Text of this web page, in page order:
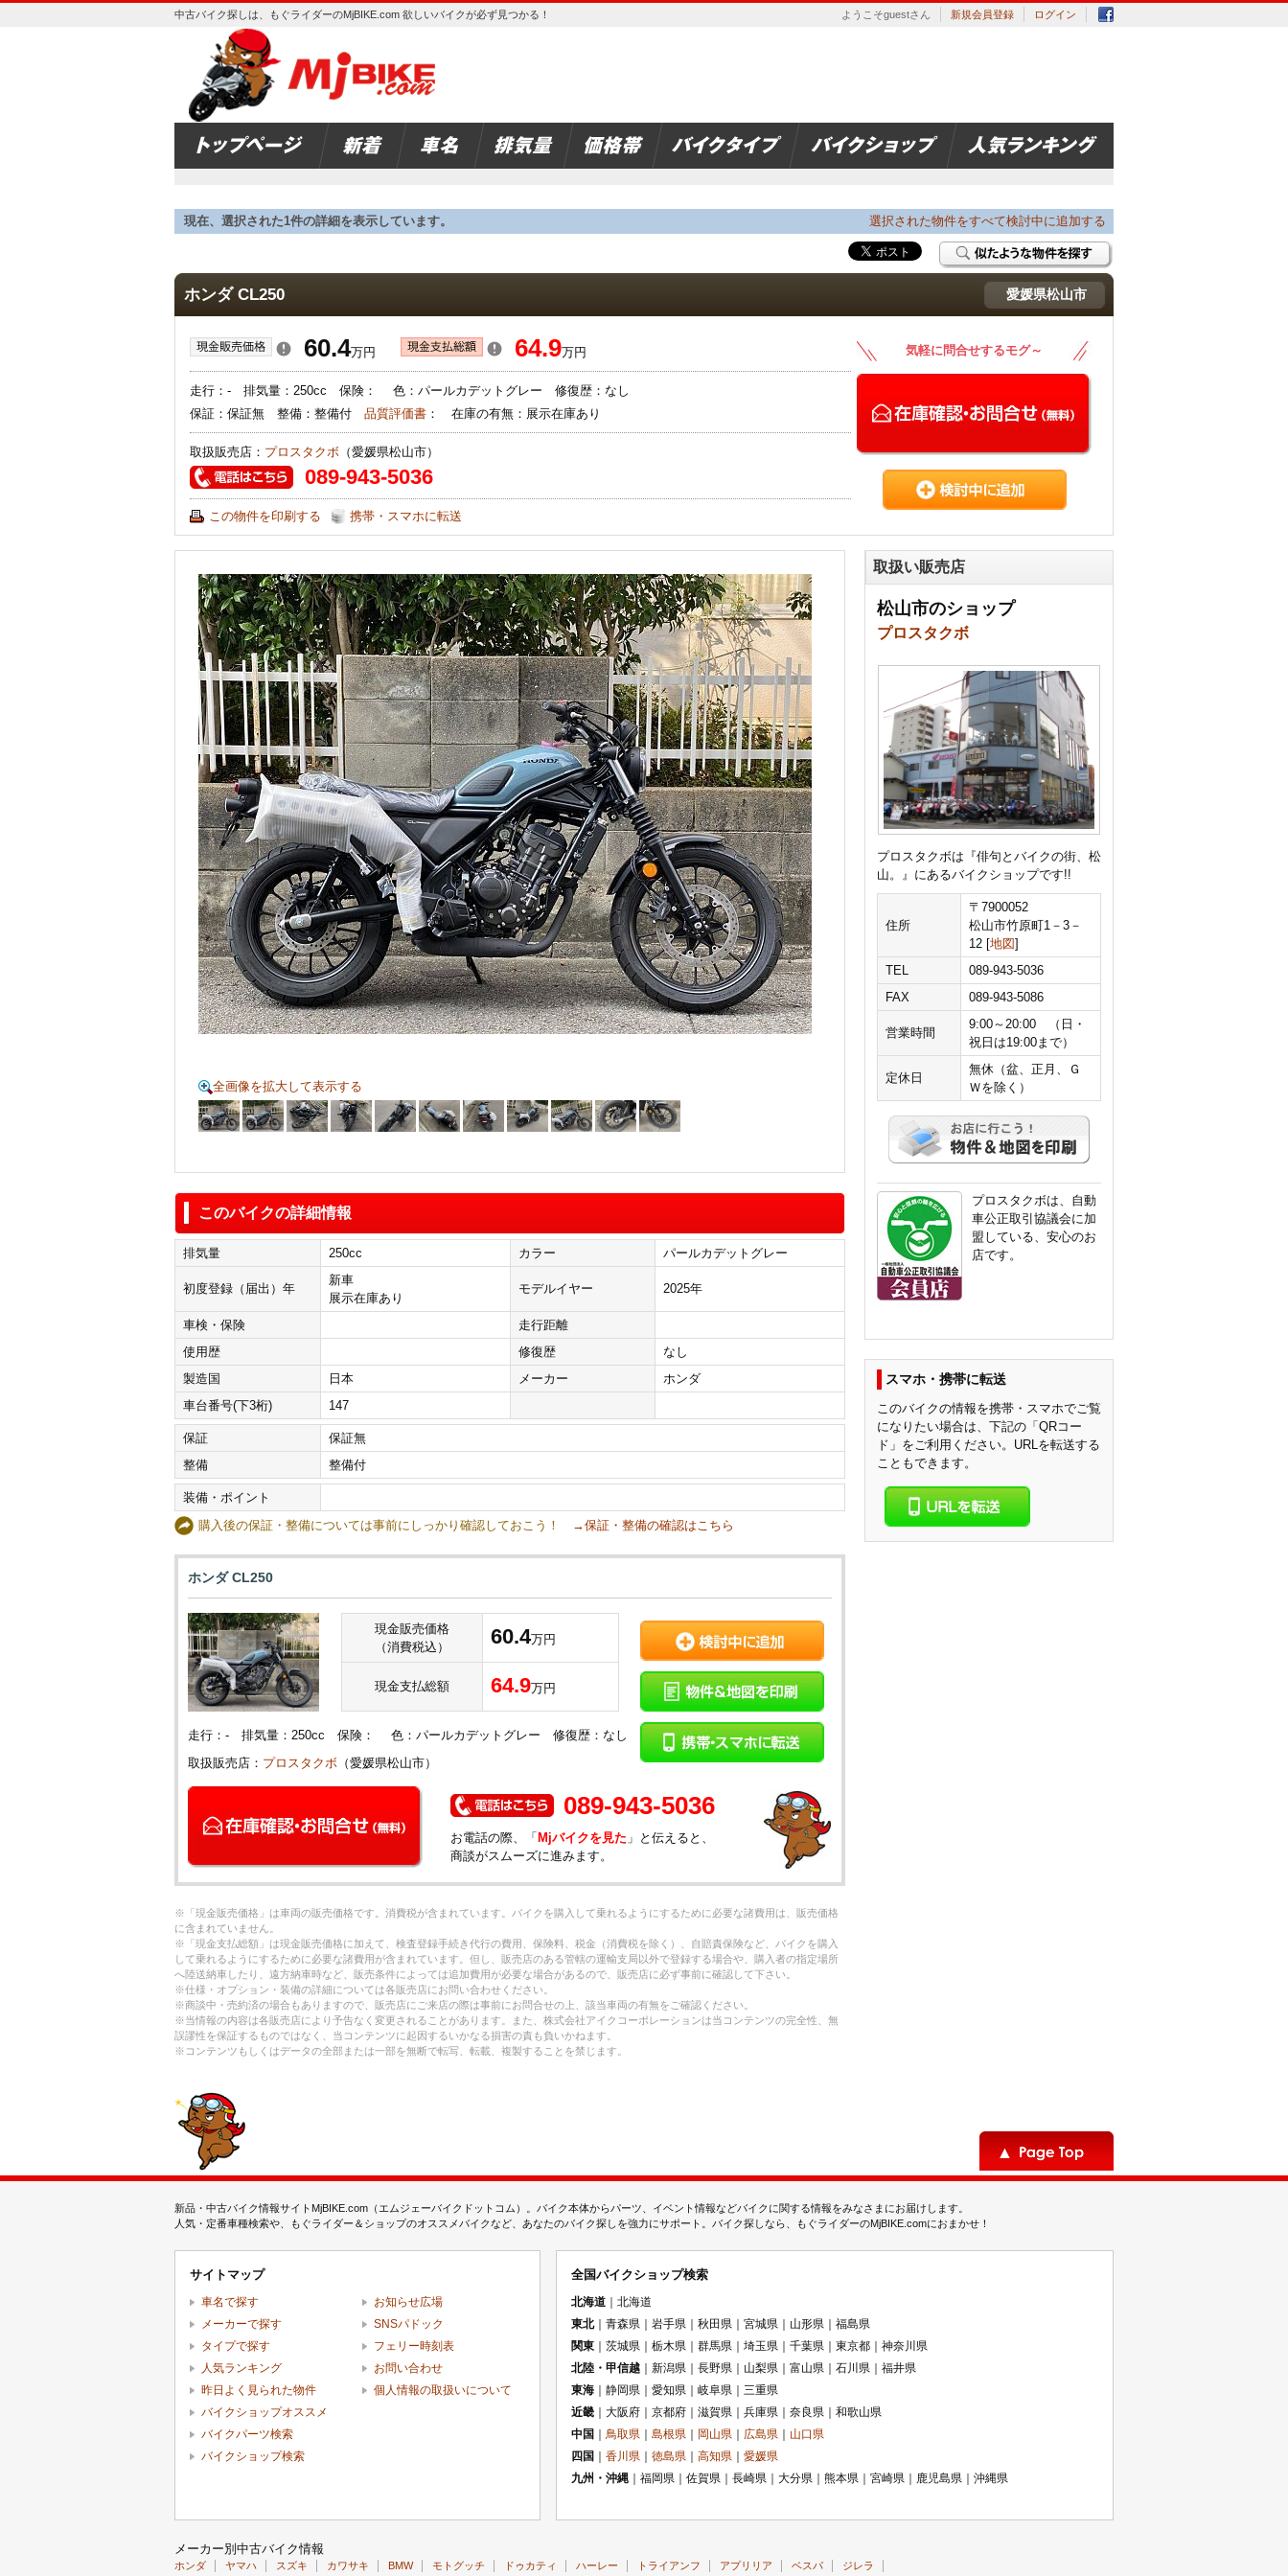
中古バイク探しは、もぐライダーのMjBIKE.com 欲しいバイクが必ず見つかる！ ようこそguestさん 新規会員登録 ログイン
現在、選択された1件の詳細を表示しています。 選択された物件をすべて検討中に追加する
ホンダ CL250 愛媛県松山市
60.4万円 64.9万円 気軽に問合せするモグ～
走行：- 排気量：250cc 保険： 色：パールカデットグレー 修復歴：なし
保証：保証無 整備：整備付 品質評価書： 在庫の有無：展示在庫あり
取扱販売店： プロスタクボ（愛媛県松山市）
089-943-5036
この物件を印刷する 携帯・スマホに転送
全画像を拡大して表示する
このバイクの詳細情報
排気量 250cc カラー パールカデットグレー
初度登録（届出）年
新車
展示在庫あり
モデルイヤー 2025年
車検・保険
走行距離
使用歴
修復歴
なし
製造国
日本 メーカー
ホンダ
車台番号(下3桁)
147
保証
保証無
整備
整備付
装備・ポイント
購入後の保証・整備については事前にしっかり確認しておこう！
→保証・整備の確認はこちら
ホンダ CL250
現金販売価格
（消費税込）
60.4万円
現金支払総額 64.9万円
走行：- 排気量：250cc 保険： 色：パールカデットグレー 修復歴：なし
取扱販売店： プロスタクボ（愛媛県松山市）
089-943-5036
お電話の際、「 Mjバイクを見た 」と伝えると、
商談がスムーズに進みます。
※「現金販売価格」は車両の販売価格です。消費税が含まれています。バイクを購入して乗れるようにするために必要な諸費用は、販売価格
に含まれていません。
※「現金支払総額」は現金販売価格に加えて、検査登録手続き代行の費用、保険料、税金（消費税を除く）、自賠責保険など、バイクを購入
して乗れるようにするために必要な諸費用が含まれています。但し、販売店のある管轄の運輸支局以外で登録する場合や、購入者の指定場所
へ陸送納車したり、遠方納車時など、販売条件によっては追加費用が必要な場合があるので、販売店に必ず事前に確認して下さい。
※仕様・オプション・装備の詳細については各販売店にお問い合わせください。
※商談中・売約済の場合もありますので、販売店にご来店の際は事前にお問合せの上、該当車両の有無をご確認ください。
※当情報の内容は各販売店により予告なく変更されることがあります。また、株式会社アイクコーポレーションは当コンテンツの完全性、無
誤謬性を保証するものではなく、当コンテンツに起因するいかなる損害の責も負いかねます。
※コンテンツもしくはデータの全部または一部を無断で転写、転載、複製することを禁じます。
取扱い販売店
松山市のショップ
プロスタクボ
プロスタクボは『俳句とバイクの街、松
山。』にあるバイクショップです!!
住所
〒7900052
松山市竹原町1－3－
12 [地図]
TEL
089-943-5036
FAX
089-943-5086
営業時間
9:00～20:00 （日・
祝日は19:00まで）
定休日
無休（盆、正月、Ｇ
Ｗを除く）
プロスタクボは、自動
車公正取引協議会に加
盟している、安心のお
店です。
スマホ・携帯に転送
このバイクの情報を携帯・スマホでご覧
になりたい場合は、下記の「QRコー
ド」をご利用ください。URLを転送する
こともできます。
新品・中古バイク情報サイトMjBIKE.com（エムジェーバイクドットコム）。バイク本体からパーツ、イベント情報などバイクに関する情報をみなさまにお届けします。
人気・定番車種検索や、もぐライダー＆ショップのオススメバイクなど、あなたのバイク探しを強力にサポート。バイク探しなら、もぐライダーのMjBIKE.comにおまかせ！
サイトマップ
車名で探す
メーカーで探す
タイプで探す
人気ランキング
昨日よく見られた物件
バイクショップオススメ
バイクパーツ検索
バイクショップ検索
お知らせ広場
SNSパドック
フェリー時刻表
お問い合わせ
個人情報の取扱いについて
全国バイクショップ検索
北海道 ｜北海道
東北｜青森県｜岩手県｜秋田県｜宮城県｜山形県｜福島県
関東 ｜茨城県｜栃木県｜群馬県｜埼玉県｜千葉県｜東京都｜神奈川県
北陸・甲信越 ｜新潟県｜長野県｜山梨県｜富山県｜石川県｜福井県
東海 ｜静岡県｜愛知県｜岐阜県｜三重県
近畿 ｜大阪府｜京都府｜滋賀県｜兵庫県｜奈良県｜和歌山県
中国
鳥取県 島根県 岡山県 広島県
山口県
四国
香川県 徳島県 高知県
愛媛県
九州・沖縄 ｜福岡県｜佐賀県｜長崎県｜大分県｜熊本県｜宮崎県｜鹿児島県｜沖縄県
メーカー別中古バイク情報
ホンダ ヤマハ スズキ カワサキ BMW モトグッチ ドゥカティ ハーレー トライアンフ アプリリア ベスパ ジレラ